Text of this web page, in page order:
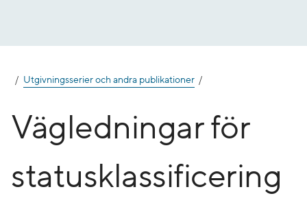
Utgivningsserier och andra publikationer
Vägledningar för
statusklassificering